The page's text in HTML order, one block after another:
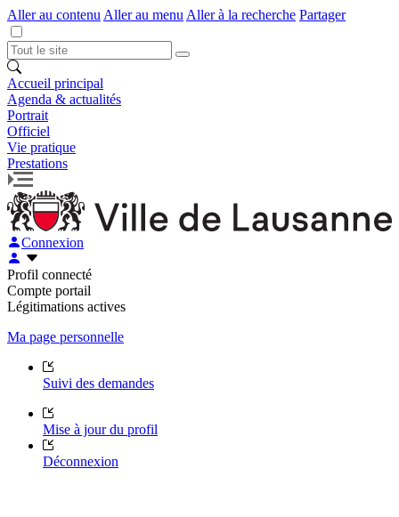
Aller au contenu Aller au menu Aller à la recherche Partager
Accueil principal
Agenda & actualités
Portrait
Officiel
Vie pratique
Prestations
Connexion
Profil connecté
Compte portail
Légitimations actives
Ma page personnelle
Suivi des demandes
Mise à jour du profil
Déconnexion